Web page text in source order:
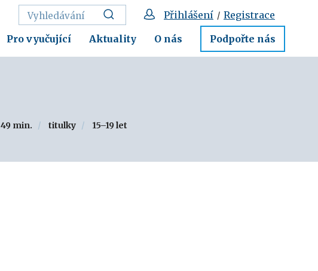
Pro vyučující Aktuality O nás Podpořte nás
Přihlášení / Registrace
49 min. titulky 15–19 let